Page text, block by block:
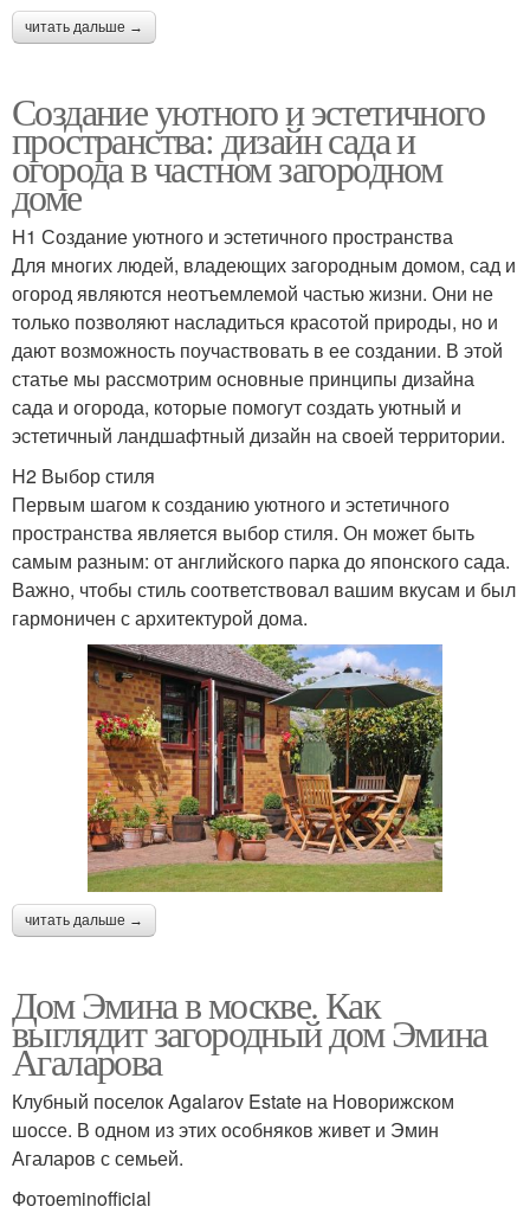
читать дальше →
Создание уютного и эстетичного
пространства: дизайн сада и
огорода в частном загородном
доме
H1 Создание уютного и эстетичного пространства
Для многих людей, владеющих загородным домом, сад и
огород являются неотъемлемой частью жизни. Они не
только позволяют насладиться красотой природы, но и
дают возможность поучаствовать в ее создании. В этой
статье мы рассмотрим основные принципы дизайна
сада и огорода, которые помогут создать уютный и
эстетичный ландшафтный дизайн на своей территории.
H2 Выбор стиля
Первым шагом к созданию уютного и эстетичного
пространства является выбор стиля. Он может быть
самым разным: от английского парка до японского сада.
Важно, чтобы стиль соответствовал вашим вкусам и был
гармоничен с архитектурой дома.
читать дальше →
Дом Эмина в москве. Как
выглядит загородный дом Эмина
Агаларова
Клубный поселок Agalarov Estate на Новорижском
шоссе. В одном из этих особняков живет и Эмин
Агаларов с семьей.
Фотоeminofficial